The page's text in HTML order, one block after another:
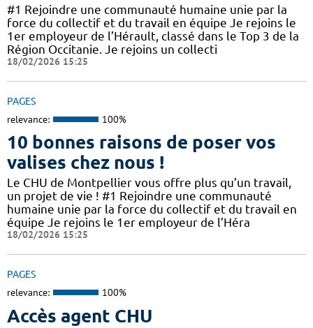
#1 Rejoindre une communauté humaine unie par la
force du collectif et du travail en équipe Je rejoins le
1er employeur de l’Hérault, classé dans le Top 3 de la
Région Occitanie. Je rejoins un collecti
18/02/2026 15:25
PAGES
relevance: 100%
10 bonnes raisons de poser vos
valises chez nous !
Le CHU de Montpellier vous offre plus qu’un travail,
un projet de vie ! #1 Rejoindre une communauté
humaine unie par la force du collectif et du travail en
équipe Je rejoins le 1er employeur de l’Héra
18/02/2026 15:25
PAGES
relevance: 100%
Accès agent CHU